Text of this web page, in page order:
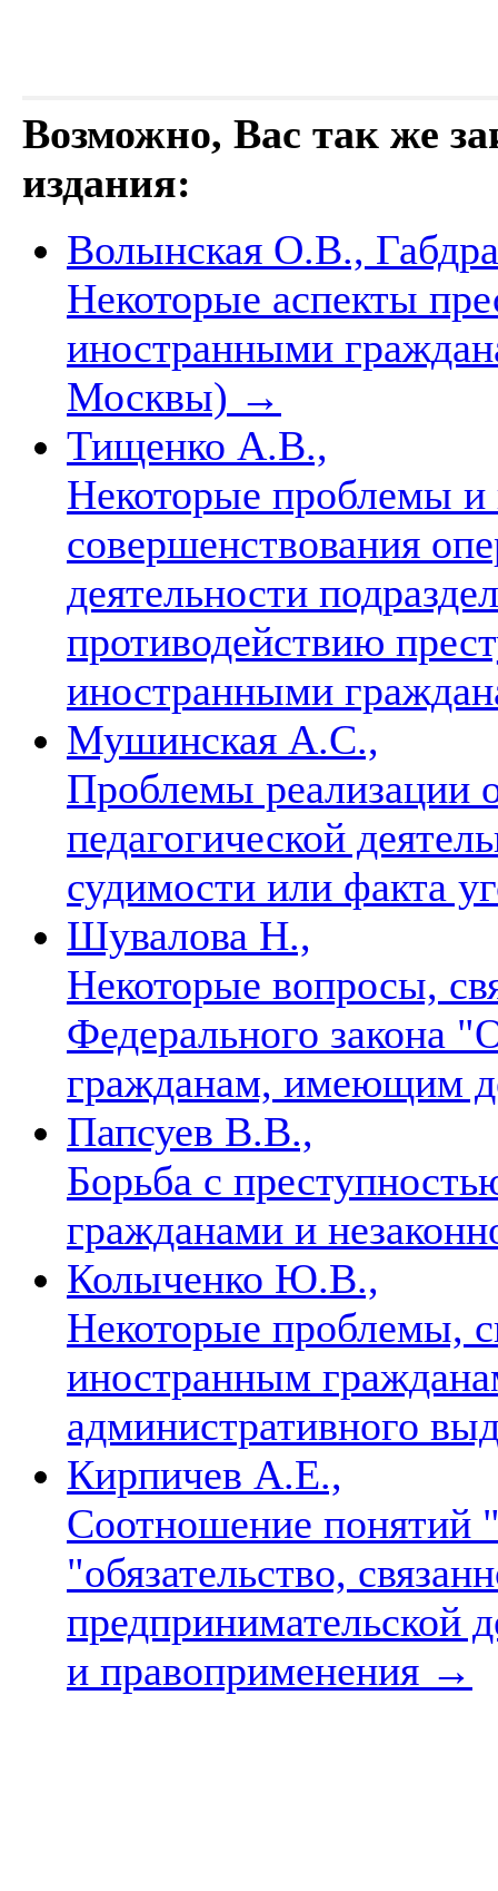
Возможно, Вас так же
издания:
Волынская О.В.,
Некоторые аспекты
иностранными
Москвы) →
Тищенко А.В.,
Некоторые проблемы и
совершенствования
деятельности
противодействию
иностранными
Мушинская А.С.,
Проблемы реализации
педагогической
судимости или факта
Шувалова Н.,
Некоторые вопросы,
Федерального закона
гражданам, имеющим
Папсуев В.В.,
Борьба с
гражданами и
Колыченко Ю.В.,
Некоторые проблемы,
иностранным
административного
Кирпичев А.Е.,
Соотношение понятий
"обязательство,
предпринимательской
и правоприменения →